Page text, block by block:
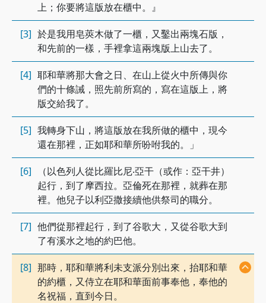
上；你要將這版放在櫃中。』
[3] 於是我用皂莢木做了一櫃，又鑿出兩塊石版，
和先前的一樣，手裡拿這兩塊版上山去了。
[4] 耶和華將那大會之日、在山上從火中所傳與你
們的十條誡，照先前所寫的，寫在這版上，將
版交給我了。
[5] 我轉身下山，將這版放在我所做的櫃中，現今
還在那裡，正如耶和華所吩咐我的。」
[6]
（以色列人從比羅比尼‧亞干（或作：亞干井）
起行，到了摩西拉。亞倫死在那裡，就葬在那
裡。他兒子以利亞撒接續他供祭司的職分。
[7] 他們從那裡起行，到了谷歌大，又從谷歌大到
了有溪水之地的約巴他。
[8] 那時，耶和華將利未支派分別出來，抬耶和華
的約櫃，又侍立在耶和華面前事奉他，奉他的
名祝福，直到今日。